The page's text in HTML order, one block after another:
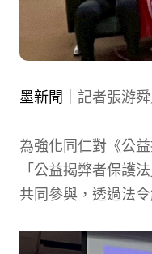
墨新聞 ｜記者張游
為強化同仁對《公
「公益揭弊者保護
共同參與，透過法